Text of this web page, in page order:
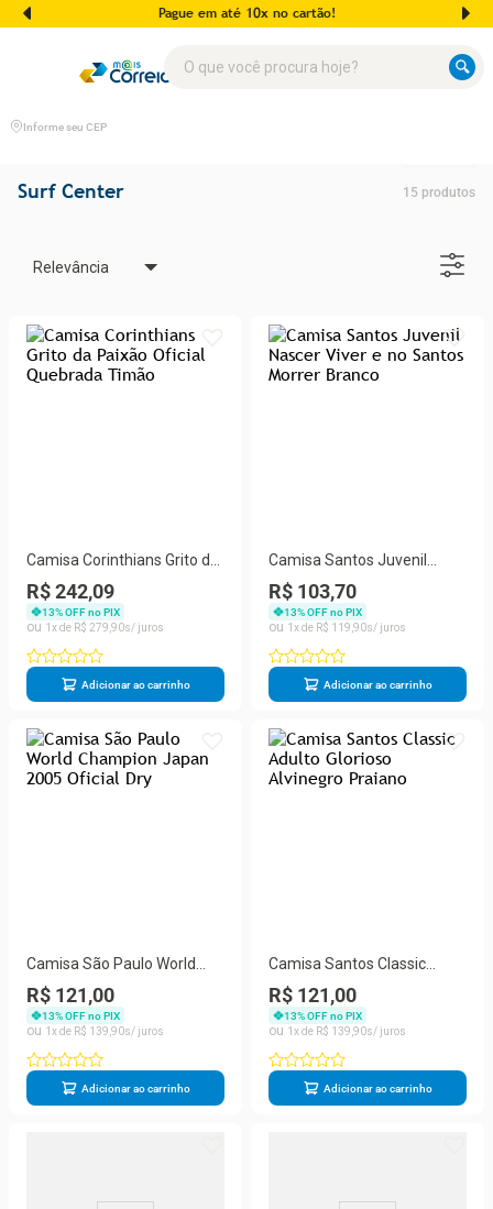
Pague em até 10x no cartão!
Informe seu CEP
Surf Center 15 produtos
Relevância
Camisa Corinthians Grito da
Paixão Oficial Quebrada
Timão
R$ 242,09
13% OFF no PIX
1
R$ 279 90
Adicionar ao carrinho
Camisa Santos Juvenil
Nascer Viver e no Santos
Morrer Branco
R$ 103,70
13% OFF no PIX
1
R$ 119 90
Adicionar ao carrinho
Camisa São Paulo World
Champion Japan 2005
Oficial Dry
R$ 121,00
13% OFF no PIX
1
R$ 139 90
Adicionar ao carrinho
Camisa Santos Classic
Adulto Glorioso Alvinegro
Praiano
R$ 121,00
13% OFF no PIX
1
R$ 139 90
Adicionar ao carrinho